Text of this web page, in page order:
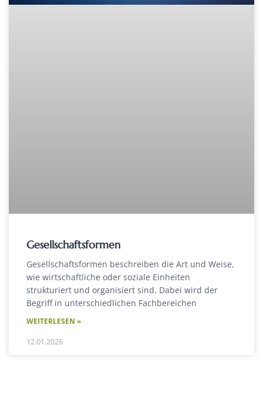
Gesellschaftsformen
Gesellschaftsformen beschreiben die Art und Weise,
wie wirtschaftliche oder soziale Einheiten
strukturiert und organisiert sind. Dabei wird der
Begriff in unterschiedlichen Fachbereichen
WEITERLESEN »
12.01.2026